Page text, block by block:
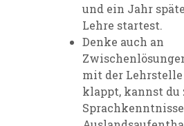
und ein Jahr
Lehre startest.
Denke auch an
mit der
klappt, kannst du